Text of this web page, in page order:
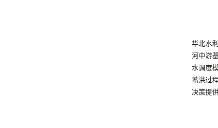
华北水
河中游
水调度
蓄洪过
决策提